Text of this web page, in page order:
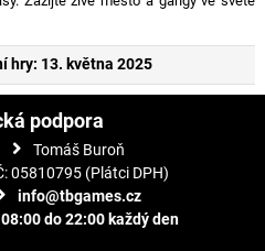
hry: 13. května 2025
podpora
Tomáš Buroň
05810795 (Plátci DPH)
info@tbgames.cz
do 22:00 každý den